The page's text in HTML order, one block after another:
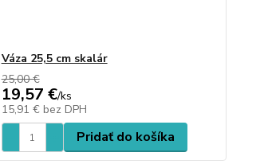
Váza 25,5 cm skalár
25,00 €
19,57 €/ks
15,91 € bez DPH
Pridať do košíka